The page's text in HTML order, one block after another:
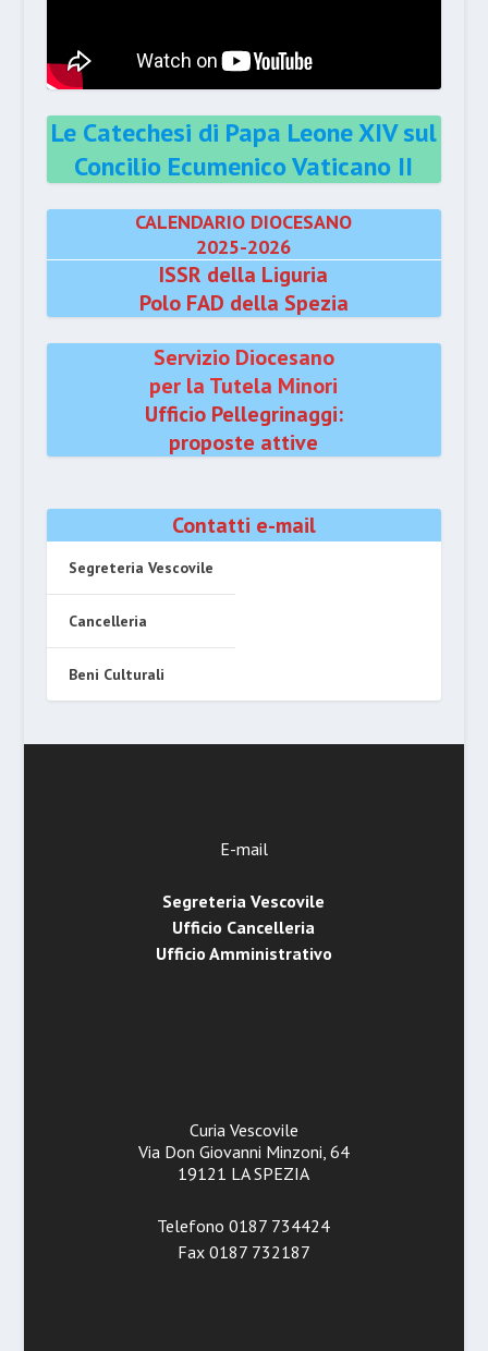
Le Catechesi di Papa Leone XIV sul
Concilio Ecumenico Vaticano II
CALENDARIO DIOCESANO
2025-2026
ISSR della Liguria
Polo FAD della Spezia
Servizio Diocesano
per la Tutela Minori
Ufficio Pellegrinaggi:
proposte attive
Contatti e-mail
Segreteria Vescovile
Cancelleria
Beni Culturali
E-mail
Segreteria Vescovile
Ufficio Cancelleria
Ufficio Amministrativo
Curia Vescovile
Via Don Giovanni Minzoni, 64
19121 LA SPEZIA
Telefono 0187 734424
Fax 0187 732187